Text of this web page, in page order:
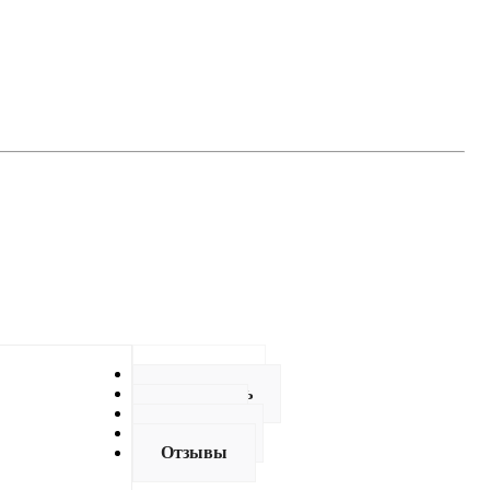
Как купить
Отзывы